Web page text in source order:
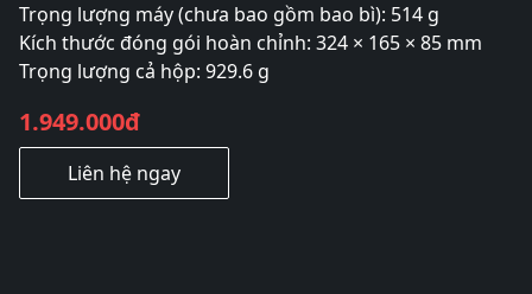
Trọng lượng máy (chưa bao gồm bao bì): 514 g
Kích thước đóng gói hoàn chỉnh: 324 × 165 × 85 mm
Trọng lượng cả hộp: 929.6 g
1.949.000đ
Liên hệ ngay